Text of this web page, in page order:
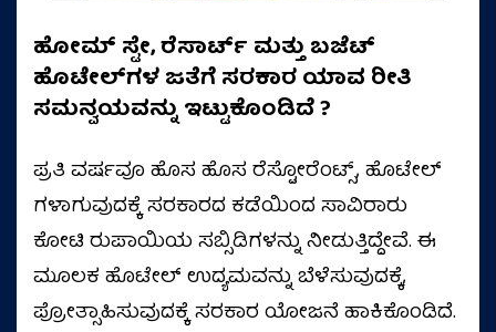
ಹೋಮ್ ಸ್ಟೇ, ರೆಸಾರ್ಟ್ ಮತ್ತು ಬಜೆಟ್
ಹೊಟೇಲ್‌ಗಳ ಜತೆಗೆ ಸರಕಾರ ಯಾವ ರೀತಿ
ಸಮನ್ವಯವನ್ನು ಇಟ್ಟುಕೊಂಡಿದೆ ?
ಪ್ರತಿ ವರ್ಷವೂ ಹೊಸ ಹೊಸ ರೆಸ್ಟೋರೆಂಟ್ಸ್‌, ಹೊಟೇಲ್‌
ಗಳಾಗುವುದಕ್ಕೆ ಸರಕಾರದ ಕಡೆಯಿಂದ ಸಾವಿರಾರು
ಕೋಟಿ ರುಪಾಯಿಯ ಸಬ್ಸಿಡಿಗಳನ್ನು ನೀಡುತ್ತಿದ್ದೇವೆ. ಈ
ಮೂಲಕ ಹೊಟೇಲ್‌ ಉದ್ಯಮವನ್ನು ಬೆಳೆಸುವುದಕ್ಕೆ,
ಪ್ರೋತ್ಸಾಹಿಸುವುದಕ್ಕೆ ಸರಕಾರ ಯೋಜನೆ ಹಾಕಿಕೊಂಡಿದೆ.